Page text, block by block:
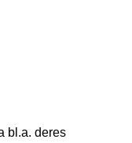
bl.a. deres